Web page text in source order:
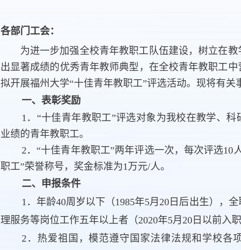
各部门工会：
为进一步加强全校青年教职工队伍建设，树立在
出显著成绩的优秀青年教师典型，在全校青年教职工
拟开展福州大学“十佳青年教职工”评选活动。现将有关
一、表彰奖励
1．“十佳青年教职工”评选对象为我校在教学、
业绩的青年教职工。
2．“十佳青年教职工”两年评选一次，每次评选10
职工”荣誉称号，奖金标准为1万元/人。
二、申报条件
1．年龄40周岁以下（1985年5月20日后出生），
理服务等岗位工作五年以上者 （2020年5月20日以前入职
2．热爱祖国，模范遵守国家法律法规和学校各